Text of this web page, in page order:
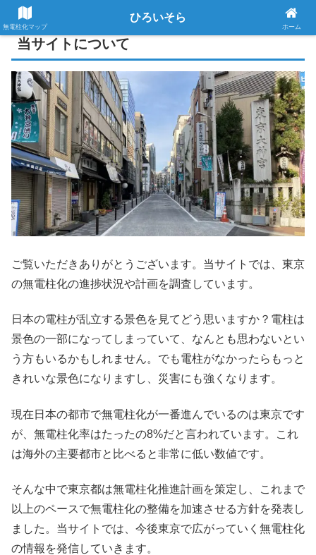
当サイトについて
ご覧いただきありがとうございます。当サイトでは、東京
の無電柱化の進捗状況や計画を調査しています。
日本の電柱が乱立する景色を見てどう思いますか？電柱は
景色の一部になってしまっていて、なんとも思わないとい
う方もいるかもしれません。でも電柱がなかったらもっと
きれいな景色になりますし、災害にも強くなります。
現在日本の都市で無電柱化が一番進んでいるのは東京です
が、無電柱化率はたったの8%だと言われています。これ
は海外の主要都市と比べると非常に低い数値です。
そんな中で東京都は無電柱化推進計画を策定し、これまで
以上のペースで無電柱化の整備を加速させる方針を発表し
ました。当サイトでは、今後東京で広がっていく無電柱化
の情報を発信していきます。
無電柱化マップ
ひろいそら
ホーム